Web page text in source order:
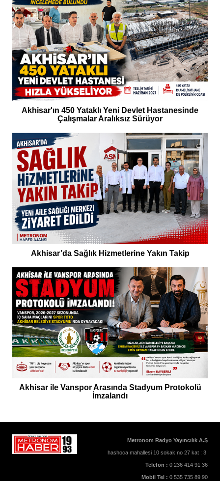
Akhisar'ın 450 Yataklı Yeni Devlet Hastanesinde
Çalışmalar Aralıksız Sürüyor
Akhisar’da Sağlık Hizmetlerine Yakın Takip
Akhisar ile Vanspor Arasında Stadyum Protokolü
İmzalandı
Metronom Radyo Yayıncılık A.Ş
hashoca mahallesi 10 sokak no 27 kat : 3
Telefon : 0 236 414 91 36
Mobil Tel : 0 535 735 89 90